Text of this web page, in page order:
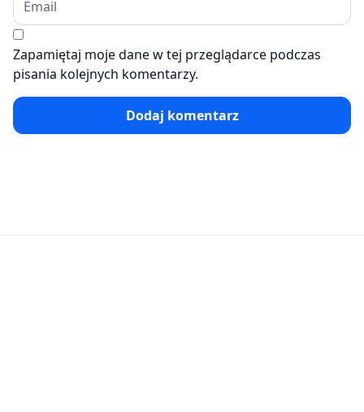
Zapamiętaj moje dane w tej przeglądarce podczas
pisania kolejnych komentarzy.
Dodaj komentarz